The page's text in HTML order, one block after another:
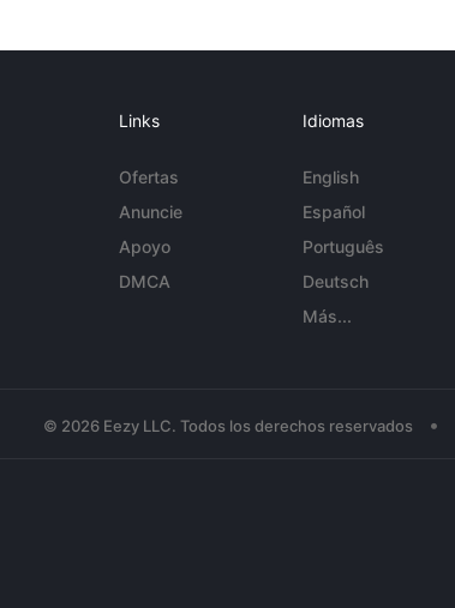
Links
Ofertas
Anuncie
Apoyo
DMCA
Idiomas
English
Español
Português
Deutsch
Más...
© 2026 Eezy LLC. Todos los derechos reservados •